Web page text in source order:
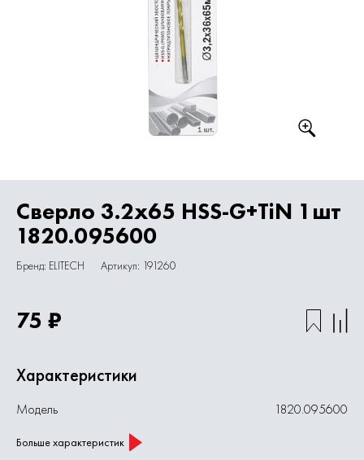
Сверло 3.2х65 HSS-G+TiN 1шт
1820.095600
Бренд: ELITECH Артикул: 191260
75 ₽
Характеристики
Модель 1820.095600
Больше характеристик